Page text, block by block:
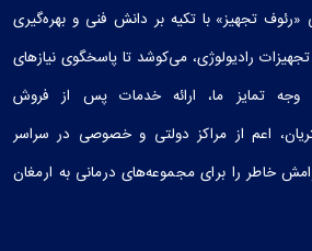
تجهیز» با تکیه بر دانش فنی و بهره‌گیری
تجهیزات رادیولوژی، می‌کوشد تا پاسخگوی نیازهای
وجه تمایز ما، ارائه خدمات پس از فروش
اعم از مراکز دولتی و خصوصی در سراسر
خاطر را برای مجموعه‌های درمانی به ارمغان